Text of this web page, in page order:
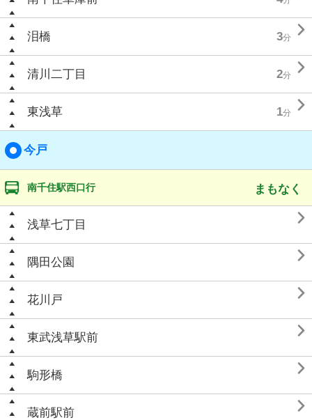
泪橋 3分 
清川二丁目 2分 
東浅草 1分 
今戸
南千住駅西口行 まもなく
浅草七丁目 
隅田公園 
花川戸 
東武浅草駅前 
駒形橋 
蔵前駅前 